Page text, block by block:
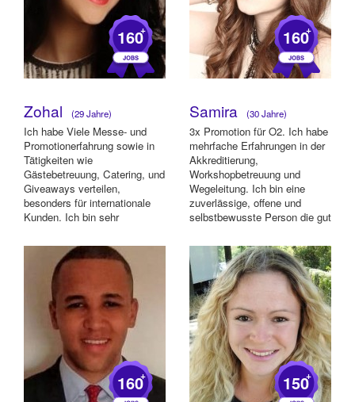
160+
Zohal (29 Jahre)
Ich habe Viele Messe- und
Promotionerfahrung sowie in
Tätigkeiten wie
Gästebetreuung, Catering, und
Giveaways verteilen,
besonders für internationale
Kunden. Ich bin sehr
160+
Samira (30 Jahre)
3x Promotion für O2. Ich habe
mehrfache Erfahrungen in der
Akkreditierung,
Workshopbetreuung und
Wegeleitung. Ich bin eine
zuverlässige, offene und
selbstbewusste Person die gut
160+ 150+